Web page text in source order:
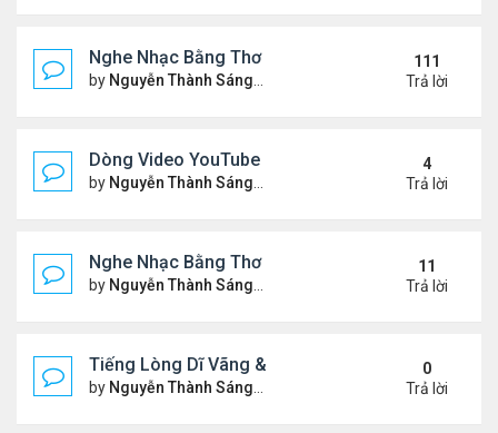
Nghe Nhạc Bằng Thơ - Ngâm Nga Thơ & Đọc Thơ
by Nguyễn Thành Sáng Thứ 7 Tháng 2 15, 2025 9:08
111
Trả lời
Dòng Video YouTube "Bài Thơ" - Nghe Nhạc Bằng
by Nguyễn Thành Sáng Thứ 2 Tháng 3 17, 2025 2:37
4
Trả lời
Nghe Nhạc Bằng Thơ - Video Đọc Thơ - Thơ Hay
by Nguyễn Thành Sáng Chủ nhật Tháng 2 23, 2025
11
Trả lời
Tiếng Lòng Dĩ Vãng & Video YouTube Ngâm Nga
by Nguyễn Thành Sáng Thứ 6 Tháng 2 14, 2025 10:11
0
Trả lời